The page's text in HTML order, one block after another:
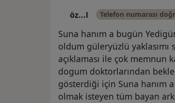
öz...l Telefon numarası
Suna hanım a bugün
oldum güleryüzlü yaklasımı
açıklaması ile çok memnun
dogum doktorlarından
gösterdiği için Suna hanım
olmak isteyen tüm bayan